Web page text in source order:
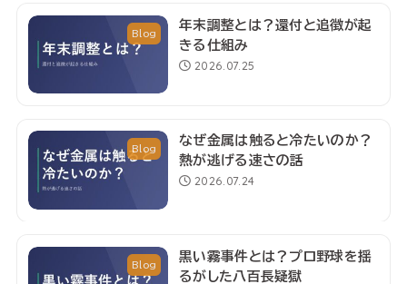
Blog
年末調整とは？還付と追徴が起
きる仕組み
2026.07.25
Blog
なぜ金属は触ると冷たいのか？
熱が逃げる速さの話
2026.07.24
Blog
黒い霧事件とは？プロ野球を揺
るがした八百長疑獄